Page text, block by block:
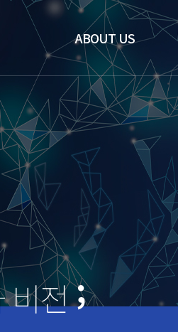
ABOUT US
비전